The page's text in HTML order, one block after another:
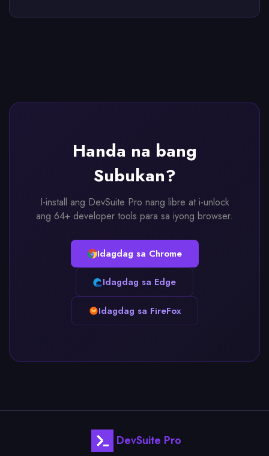
Handa na bang
Subukan?
I-install ang DevSuite Pro nang libre at i-unlock
ang 64+ developer tools para sa iyong browser.
Idagdag sa Chrome
Idagdag sa Edge
Idagdag sa FireFox
DevSuite Pro